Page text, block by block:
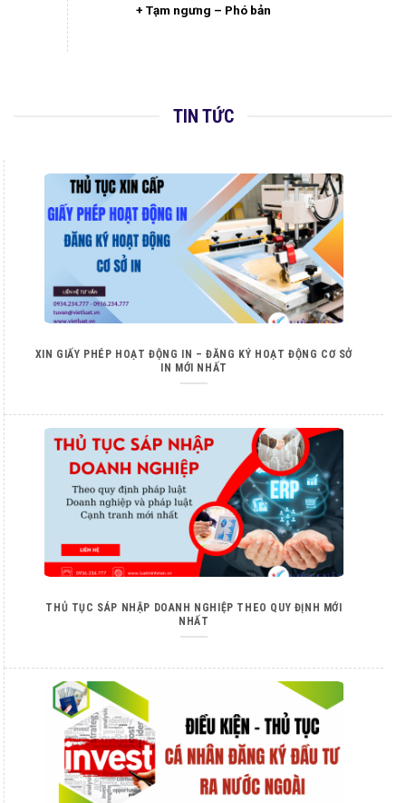
+ Tạm ngưng – Phó bản
TIN TỨC
XIN GIẤY PHÉP HOẠT ĐỘNG IN – ĐĂNG KÝ HOẠT ĐỘNG CƠ SỞ
IN MỚI NHẤT
THỦ TỤC SÁP NHẬP DOANH NGHIỆP THEO QUY ĐỊNH MỚI
NHẤT